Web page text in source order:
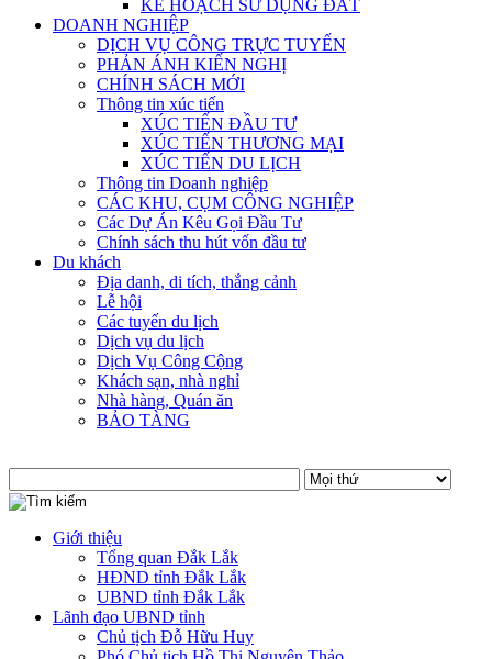
KẾ HOẠCH SỬ DỤNG ĐẤT
DOANH NGHIỆP
DỊCH VỤ CÔNG TRỰC TUYẾN
PHẢN ÁNH KIẾN NGHỊ
CHÍNH SÁCH MỚI
Thông tin xúc tiến
XÚC TIẾN ĐẦU TƯ
XÚC TIẾN THƯƠNG MẠI
XÚC TIẾN DU LỊCH
Thông tin Doanh nghiệp
CÁC KHU, CỤM CÔNG NGHIỆP
Các Dự Án Kêu Gọi Đầu Tư
Chính sách thu hút vốn đầu tư
Du khách
Địa danh, di tích, thắng cảnh
Lễ hội
Các tuyến du lịch
Dịch vụ du lịch
Dịch Vụ Công Cộng
Khách sạn, nhà nghỉ
Nhà hàng, Quán ăn
BẢO TÀNG
Giới thiệu
Tổng quan Đắk Lắk
HĐND tỉnh Đắk Lắk
UBND tỉnh Đắk Lắk
Lãnh đạo UBND tỉnh
Chủ tịch Đỗ Hữu Huy